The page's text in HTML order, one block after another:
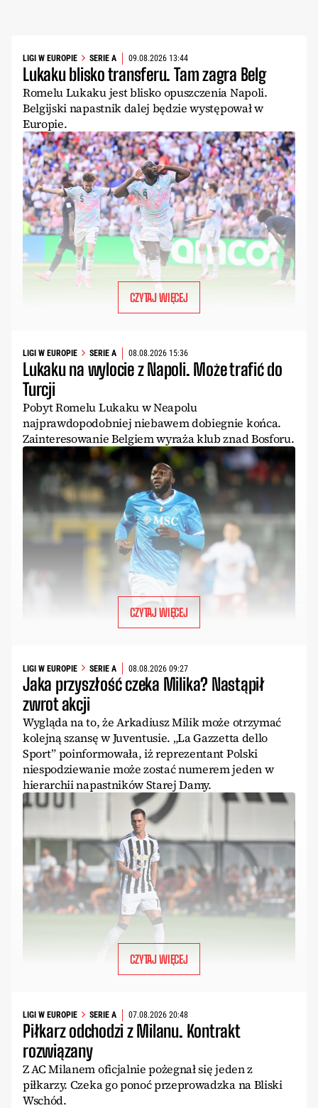
LIGI W EUROPIE SERIE A 09.08.2026 13:44
Lukaku blisko transferu. Tam zagra Belg
Romelu Lukaku jest blisko opuszczenia Napoli.
Belgijski napastnik dalej będzie występował w
Europie.
CZYTAJ WIĘCEJ
LIGI W EUROPIE SERIE A 08.08.2026 15:36
Lukaku na wylocie z Napoli. Może trafić do
Turcji
Pobyt Romelu Lukaku w Neapolu
najprawdopodobniej niebawem dobiegnie końca.
Zainteresowanie Belgiem wyraża klub znad Bosforu.
CZYTAJ WIĘCEJ
LIGI W EUROPIE SERIE A 08.08.2026 09:27
Jaka przyszłość czeka Milika? Nastąpił
zwrot akcji
Wygląda na to, że Arkadiusz Milik może otrzymać
kolejną szansę w Juventusie. „La Gazzetta dello
Sport” poinformowała, iż reprezentant Polski
niespodziewanie może zostać numerem jeden w
hierarchii napastników Starej Damy.
CZYTAJ WIĘCEJ
LIGI W EUROPIE SERIE A 07.08.2026 20:48
Piłkarz odchodzi z Milanu. Kontrakt
rozwiązany
Z AC Milanem oficjalnie pożegnał się jeden z
piłkarzy. Czeka go ponoć przeprowadzka na Bliski
Wschód.